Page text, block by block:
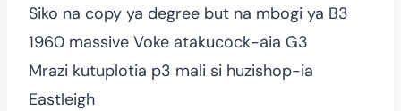
Siko na copy ya degree but na mbogi ya B3
1960 massive Voke atakucock-aia G3
Mrazi kutuplotia p3 mali si huzishop-ia
Eastleigh